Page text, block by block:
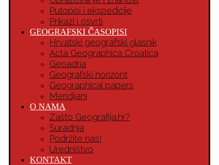
Putopisi i ekspedicije
Prikazi i osvrti
GEOGRAFSKI ČASOPISI
Hrvatski geografski glasnik
Acta Geographica Croatica
Geoadria
Geografski horizont
Geographical papers
Meridijani
O NAMA
Zašto Geografija.hr?
Suradnja
Podržite nas!
Uredništvo
KONTAKT